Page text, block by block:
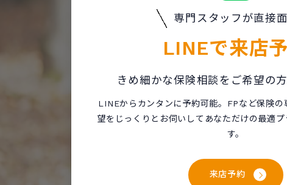
専門スタッフが直接
LINEで来店
きめ細かな保険相談をご希望の方
LINEからカンタンに予約可能。FPなど保険の
望をじっくりとお伺いしてあなただけの最適
す。
来店予約